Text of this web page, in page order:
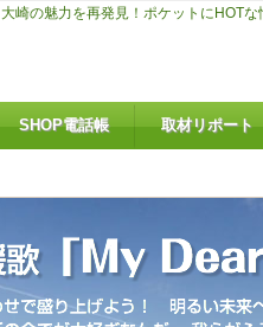
大崎の魅力を再発見！ポケットにHOT
SHOP電話帳 取材リポート